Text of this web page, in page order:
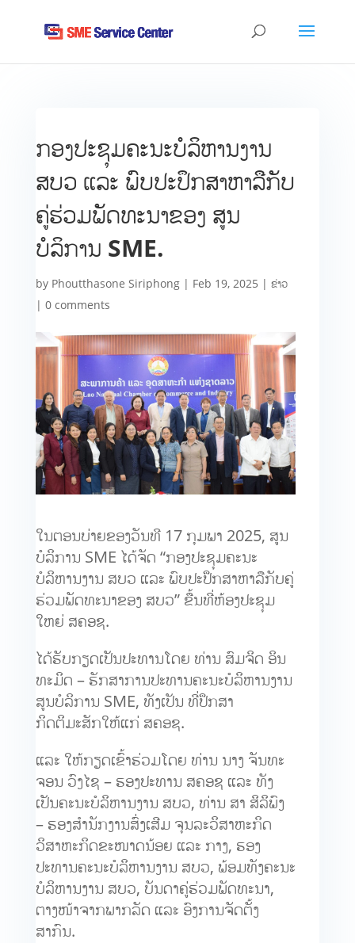
ກອງປະຊຸມຄະນະບໍລິຫານງານ
ສບວ ແລະ ພົບປະປຶກສາຫາລືກັບ
ຄູ່ຮ່ວມພັດທະນາຂອງ ສູນ
ບໍລິການ SME.
by Phoutthasone Siriphong| Feb 19, 2025 | ຂ່າວ
| 0 comments
ໃນຕອນບ່າຍຂອງວັນທີ 17 ກຸມພາ 2025, ສູນ
ບໍລິການ SME ໄດ້ຈັດ “ກອງປະຊຸມຄະນະ
ບໍລິຫານງານ ສບວ ແລະ ພົບປະປຶກສາຫາລືກັບຄູ່
ຮ່ວມພັດທະນາຂອງ ສບວ” ຂື້ນທີ່ຫ້ອງປະຊຸມ
ໃຫຍ່ ສຄອຊ.
ໄດ້ຮັບກຽດເປັນປະທານໂດຍ ທ່ານ ສົມຈິດ ອິນ
ທະມິດ – ຮັກສາການປະທານຄະນະບໍລິຫານງານ
ສູນບໍລິການ SME, ທັງເປັນ ທີ່ປຶກສາ
ກິດຕິມະສັກໃຫ້ແກ່ ສຄອຊ.
ແລະ ໃຫ້ກຽດເຂົ້າຮ່ວມໂດຍ ທ່ານ ນາງ ຈັນທະ
ຈອນ ວົງໄຊ – ຮອງປະທານ ສຄອຊ ແລະ ທັງ
ເປັນຄະນະບໍລິຫານງານ ສບວ, ທ່ານ ສາ ສິລິພົງ
– ຮອງສຳນັກງານສົ່ງເສີມ ຈຸນລະວິສາຫະກິດ
ວິສາຫະກິດຂະໜາດນ້ອຍ ແລະ ກາງ, ຮອງ
ປະທານຄະນະບໍລິຫານງານ ສບວ, ພ້ອມທັງຄະນະ
ບໍລິຫານງານ ສບວ, ບັນດາຄູ່ຮ່ວມພັດທະນາ,
ຕາງໜ້າຈາກພາກລັດ ແລະ ອົງການຈັດຕັ້ງ
ສາກົນ.